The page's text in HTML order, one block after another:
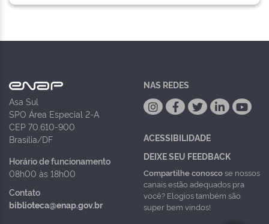
Asa Sul
SPO Área Especial 2-A
CEP 70.610-900
Brasília/DF
Horário de funcionamento
08h00 às 18h00
Contato
biblioteca@enap.gov.br
NAS REDES
ACESSIBILIDADE
DEIXE SEU FEEDBACK
Compartilhe conoscose nossos
canais estão adequados pra
você? Elogios também são
super bem vindos!